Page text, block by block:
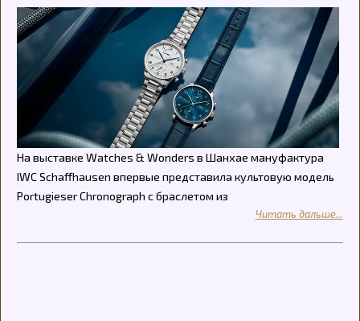
На выставке Watches & Wonders в Шанхае мануфактура
IWC Schaffhausen впервые представила культовую модель
Portugieser Chronograph с браслетом из
Читать дальше...